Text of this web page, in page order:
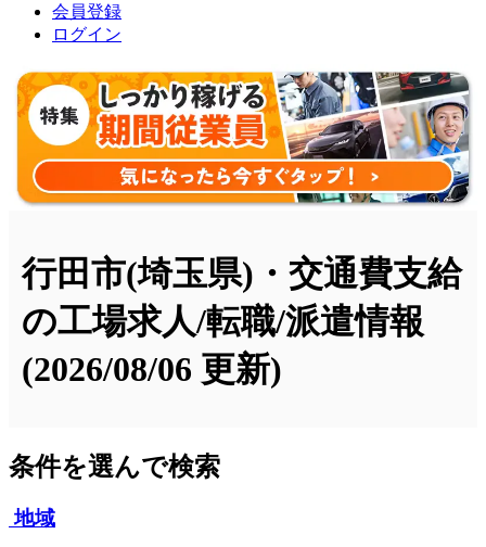
会員登録
ログイン
行田市(埼玉県)・交通費支給
の工場求人/転職/派遣情報
(2026/08/06 更新)
条件を選んで検索
地域